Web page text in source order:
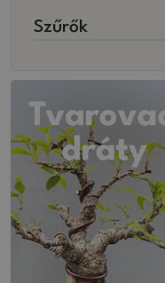
Szűrők